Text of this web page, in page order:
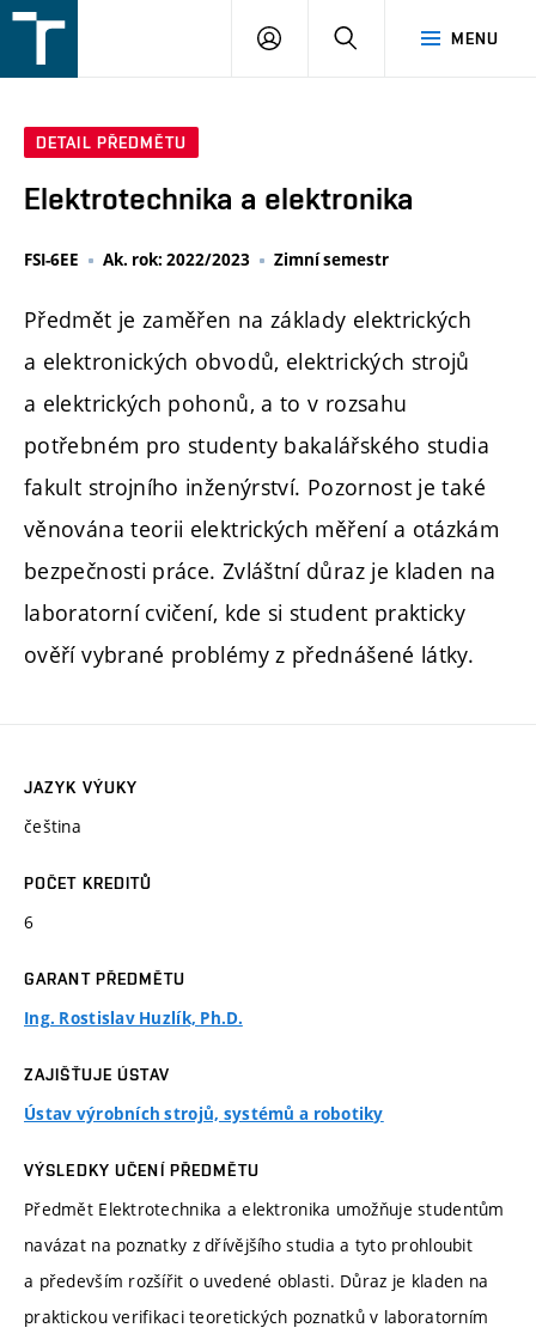
v
MENU
PŘIHLÁŠENÍ
DETAIL PŘEDMĚTU
Elektrotechnika a elektronika
FSI-6EE Ak. rok: 2022/2023 Zimní semestr
Předmět je zaměřen na základy elektrických
a elektronických obvodů, elektrických strojů
a elektrických pohonů, a to v rozsahu
potřebném pro studenty bakalářského studia
fakult strojního inženýrství. Pozornost je také
věnována teorii elektrických měření a otázkám
bezpečnosti práce. Zvláštní důraz je kladen na
laboratorní cvičení, kde si student prakticky
ověří vybrané problémy z přednášené látky.
JAZYK VÝUKY
čeština
POČET KREDITŮ
6
GARANT PŘEDMĚTU
Ing. Rostislav Huzlík, Ph.D.
ZAJIŠŤUJE ÚSTAV
Ústav výrobních strojů, systémů a robotiky
VÝSLEDKY UČENÍ PŘEDMĚTU
Předmět Elektrotechnika a elektronika umožňuje studentům
navázat na poznatky z dřívějšího studia a tyto prohloubit
a především rozšířit o uvedené oblasti. Důraz je kladen na
praktickou verifikaci teoretických poznatků v laboratorním